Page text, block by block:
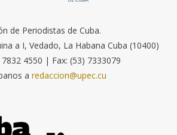
de Periodistas de Cuba.
a I, Vedado, La Habana Cuba (10400)
7832 4550 | Fax: (53) 7333079
a redaccion@upec.cu